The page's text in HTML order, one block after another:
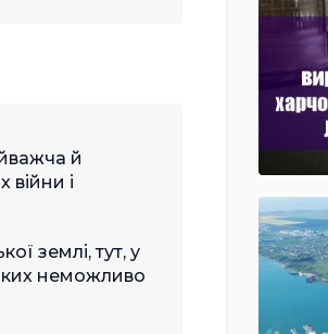
й
війни і
землі, тут, у
неможливо